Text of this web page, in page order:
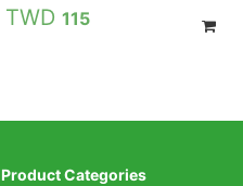
115
Product Categories